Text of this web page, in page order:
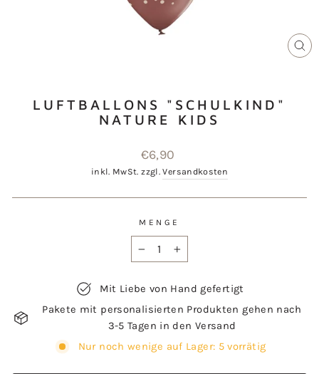
LUFTBALLONS "SCHULKIND"
NATURE KIDS
Normaler
Preis
€6,90
inkl. MwSt. zzgl.Versandkosten
MENGE
Mit Liebe von Hand gefertigt
Pakete mit personalisierten Produkten gehen nach
3-5 Tagen in den Versand
Nur noch wenige auf Lager: 5 vorrätig